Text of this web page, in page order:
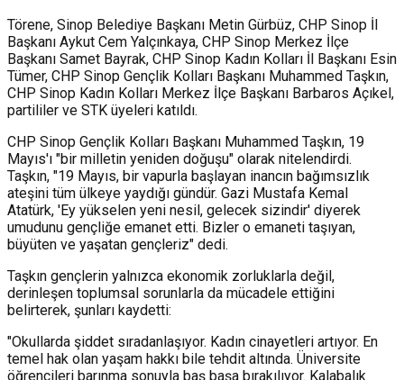
Törene, Sinop Belediye Başkanı Metin Gürbüz, CHP Sinop İl
Başkanı Aykut Cem Yalçınkaya, CHP Sinop Merkez İlçe
Başkanı Samet Bayrak, CHP Sinop Kadın Kolları İl Başkanı Esin
Tümer, CHP Sinop Gençlik Kolları Başkanı Muhammed Taşkın,
CHP Sinop Kadın Kolları Merkez İlçe Başkanı Barbaros Açıkel,
partililer ve STK üyeleri katıldı.
CHP Sinop Gençlik Kolları Başkanı Muhammed Taşkın, 19
Mayıs'ı "bir milletin yeniden doğuşu" olarak nitelendirdi.
Taşkın, "19 Mayıs, bir vapurla başlayan inancın bağımsızlık
ateşini tüm ülkeye yaydığı gündür. Gazi Mustafa Kemal
Atatürk, 'Ey yükselen yeni nesil, gelecek sizindir' diyerek
umudunu gençliğe emanet etti. Bizler o emaneti taşıyan,
büyüten ve yaşatan gençleriz" dedi.
Taşkın gençlerin yalnızca ekonomik zorluklarla değil,
derinleşen toplumsal sorunlarla da mücadele ettiğini
belirterek, şunları kaydetti:
"Okullarda şiddet sıradanlaşıyor. Kadın cinayetleri artıyor. En
temel hak olan yaşam hakkı bile tehdit altında. Üniversite
öğrencileri barınma sonuyla baş başa bırakılıyor. Kalabalık